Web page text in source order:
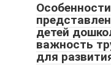
детей
важность
для